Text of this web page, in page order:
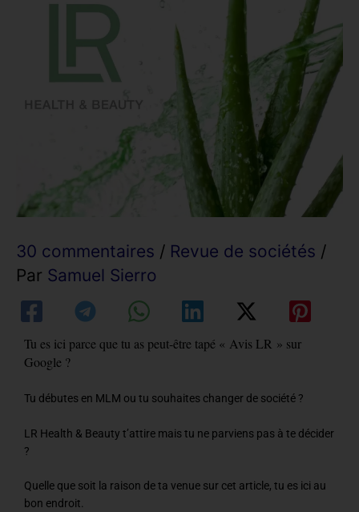
30 commentaires / Revue de sociétés /
Par Samuel Sierro
Tu es ici parce que tu as peut-être tapé « Avis LR » sur
Google ?
Tu débutes en MLM ou tu souhaites changer de société ?
LR Health & Beauty t’attire mais tu ne parviens pas à te décider
?
Quelle que soit la raison de ta venue sur cet article, tu es ici au
bon endroit.